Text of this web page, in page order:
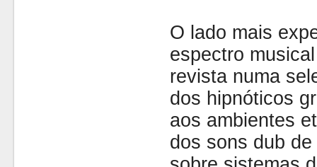
O lado mais
espectro
revista numa
dos hipnóticos
aos ambientes
dos sons dub